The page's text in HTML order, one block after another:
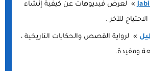
» لعرض فيديوهات عن كيفية إنشاء
للآخر .
» لرواية القصص والحكايات التاريخية ،
ومفيدة.